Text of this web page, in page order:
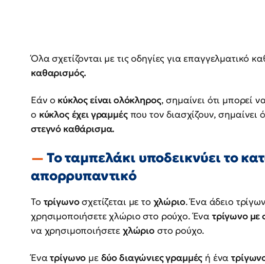
Όλα σχετίζονται με τις οδηγίες για επαγγελματικό
καθαρισμός.
Εάν ο κύκλος είναι ολόκληρος, σημαίνει ότι μπορεί
ο κύκλος έχει γραμμέςπου τον διασχίζουν, σημαίνει
στεγνό καθάρισμα.
Το ταμπελάκι υποδεικνύει το
απορρυπαντικό
Το τρίγωνοσχετίζεται με το χλώριο. Ένα άδειο
χρησιμοποιήσετε χλώριο στο ρούχο. Ένα τρίγωνο με
να χρησιμοποιήσετε χλώριο στο ρούχο.
Ένατρίγωνο με δύο διαγώνιες γραμμές ή ένα